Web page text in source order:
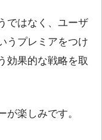
ではなく、ユーザ
うプレミアをつけ
効果的な戦略を取
楽しみです。